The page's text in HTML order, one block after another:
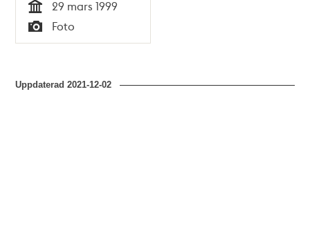
Tid
29 mars 1999
Typ
Foto
Uppdaterad2021-12-02